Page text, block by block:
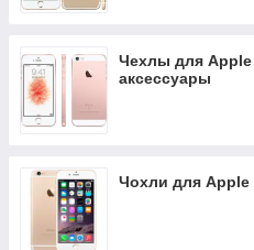
Чехлы для Apple
аксессуары
Чохли для Apple